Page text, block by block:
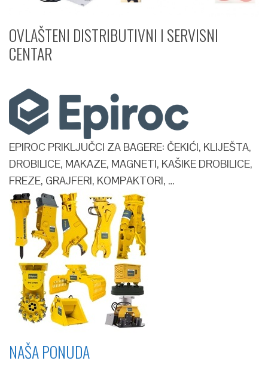
OVLAŠTENI DISTRIBUTIVNI I SERVISNI
CENTAR​
EPIROC PRIKLJUČCI ZA BAGERE: ČEKIĆI, KLIJEŠTA,
DROBILICE, MAKAZE, MAGNETI, KAŠIKE DROBILICE,
FREZE, GRAJFERI, KOMPAKTORI, …
NAŠA PONUDA